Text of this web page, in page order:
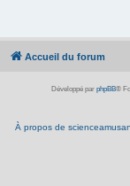
Accueil du forum
Développé par phpBB®
À propos de